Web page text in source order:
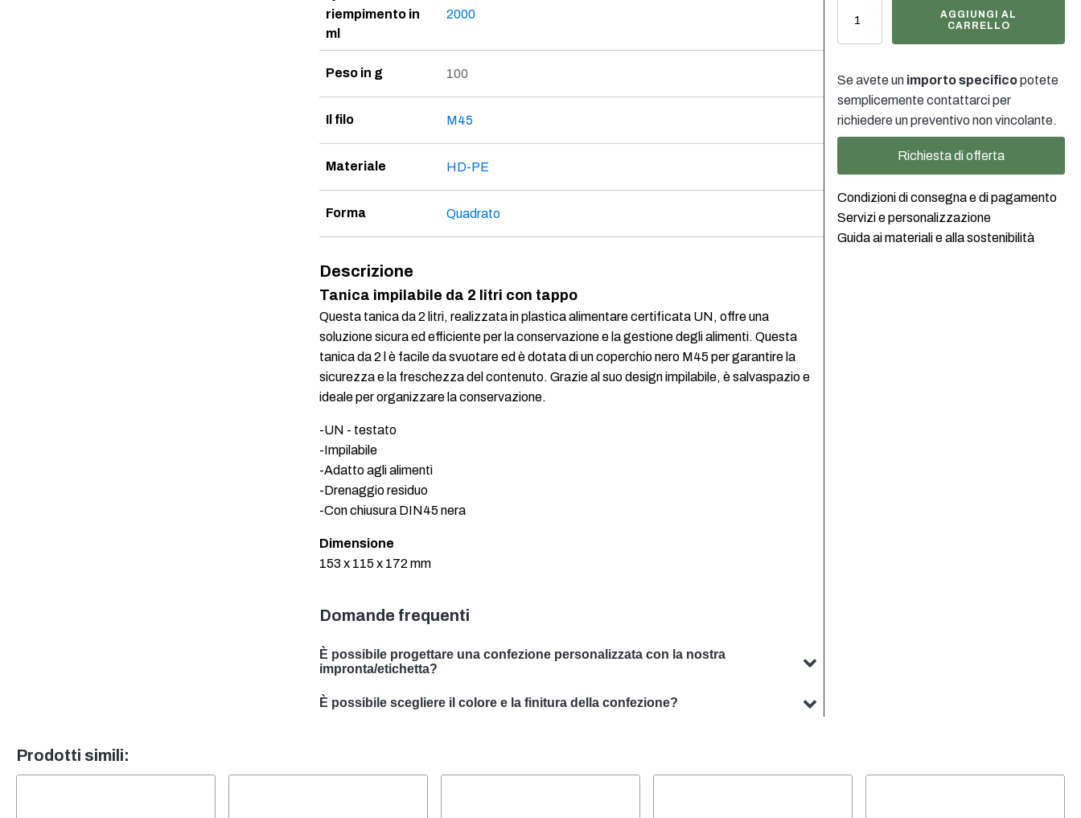
riempimento in
ml
2000
Peso in g 100
Il filo M45
Materiale HD-PE
Forma Quadrato
Descrizione
Tanica impilabile da 2 litri con tappo
Questa tanica da 2 litri, realizzata in plastica alimentare certificata UN, offre una
soluzione sicura ed efficiente per la conservazione e la gestione degli alimenti. Questa
tanica da 2 l è facile da svuotare ed è dotata di un coperchio nero M45 per garantire la
sicurezza e la freschezza del contenuto. Grazie al suo design impilabile, è salvaspazio e
ideale per organizzare la conservazione.
-UN - testato
-Impilabile
-Adatto agli alimenti
-Drenaggio residuo
-Con chiusura DIN45 nera
Dimensione
153 x 115 x 172 mm
Domande frequenti
È possibile progettare una confezione personalizzata con la nostra
impronta/etichetta?
è specializzato nello sviluppo di soluzioni di packaging su misura per soddisfare le vostre
È possibile scegliere il colore e la finitura della confezione?
Kanister
Verschluss
DIN45
schwarz
AGGIUNGI AL
CARRELLO
Se avete un importo specificopotete
semplicemente contattarci per
richiedere un preventivo non vincolante.
Richiesta di offerta
Condizioni di consegna e di pagamento
Servizi e personalizzazione
Guida ai materiali e alla sostenibilità
Prodotti simili: